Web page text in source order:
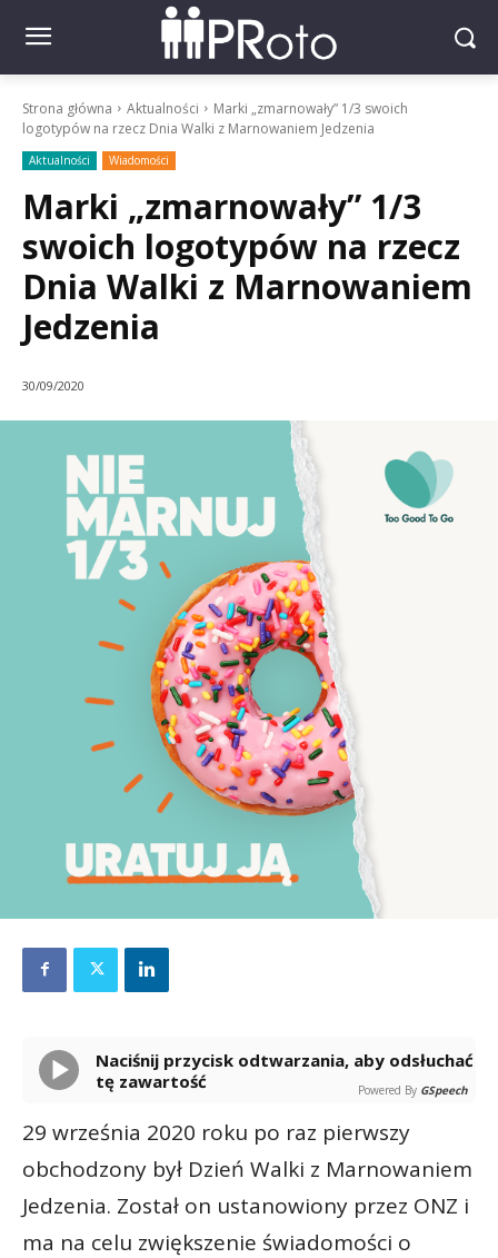
Strona główna Aktualności
Marki „zmarnowały” 1/3 swoich
logotypów na rzecz Dnia Walki z Marnowaniem Jedzenia
Aktualności Wiadomości
Marki „zmarnowały” 1/3
swoich logotypów na rzecz
Dnia Walki z Marnowaniem
Jedzenia
30/09/2020
Naciśnij przycisk odtwarzania, aby odsłuchać
tę zawartość
Powered By GSpeech
29 września 2020 roku po raz pierwszy
obchodzony był Dzień Walki z Marnowaniem
Jedzenia. Został on ustanowiony przez ONZ i
ma na celu zwiększenie świadomości o